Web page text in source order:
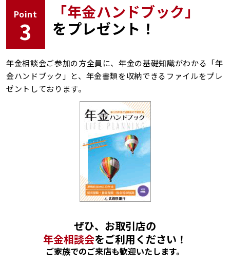
Point
3
「年金ハンドブック」
をプレゼント！
年金相談会ご参加の方全員に、年金の基礎知識がわかる「年
金ハンドブック」と、年金書類を収納できるファイルをプレ
ゼントしております。
ぜひ、お取引店の
年金相談会をご利用ください！
ご家族でのご来店も歓迎いたします。